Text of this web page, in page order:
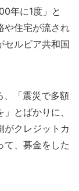
年に1度」と
や住宅が流され
セルビア共和国
「震災で多額
とばかりに、
がクレジットカ
て、募金をした